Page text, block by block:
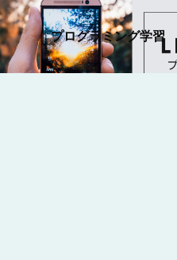
プログラミング学習